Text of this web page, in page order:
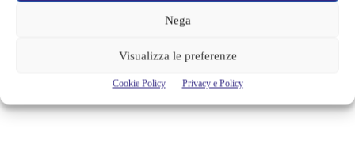
Nega
Visualizza le preferenze
Cookie Policy Privacy e Policy